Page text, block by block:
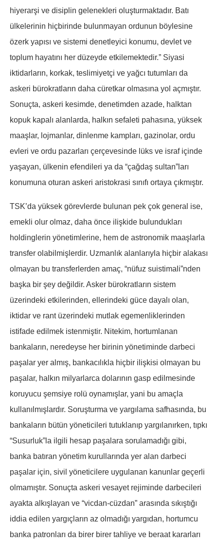
hiyerarşi ve disiplin gelenekleri oluşturmaktadır. Batı
ülkelerinin hiçbirinde bulunmayan ordunun böylesine
özerk yapısı ve sistemi denetleyici konumu, devlet ve
toplum hayatını her düzeyde etkilemektedir.” Siyasi
iktidarların, korkak, teslimiyetçi ve yağcı tutumları da
askeri bürokratların daha cüretkar olmasına yol açmıştır.
Sonuçta, askeri kesimde, denetimden azade, halktan
kopuk kapalı alanlarda, halkın sefaleti pahasına, yüksek
maaşlar, lojmanlar, dinlenme kampları, gazinolar, ordu
evleri ve ordu pazarları çerçevesinde lüks ve israf içinde
yaşayan, ülkenin efendileri ya da “çağdaş sultan”ları
konumuna oturan askeri aristokrasi sınıfı ortaya çıkmıştır.
TSK’da yüksek görevlerde bulunan pek çok general ise,
emekli olur olmaz, daha önce ilişkide bulundukları
holdinglerin yönetimlerine, hem de astronomik maaşlarla
transfer olabilmişlerdir. Uzmanlık alanlarıyla hiçbir alakası
olmayan bu transferlerden amaç, “nüfuz suistimali”nden
başka bir şey değildir. Asker bürokratların sistem
üzerindeki etkilerinden, ellerindeki güce dayalı olan,
iktidar ve rant üzerindeki mutlak egemenliklerinden
istifade edilmek istenmiştir. Nitekim, hortumlanan
bankaların, neredeyse her birinin yönetiminde darbeci
paşalar yer almış, bankacılıkla hiçbir ilişkisi olmayan bu
paşalar, halkın milyarlarca dolarının gasp edilmesinde
koruyucu şemsiye rolü oynamışlar, yani bu amaçla
kullanılmışlardır. Soruşturma ve yargılama safhasında, bu
bankaların bütün yöneticileri tutuklanıp yargılanırken, tıpkı
“Susurluk”la ilgili hesap paşalara sorulamadığı gibi,
banka batıran yönetim kurullarında yer alan darbeci
paşalar için, sivil yöneticilere uygulanan kanunlar geçerli
olmamıştır. Sonuçta askeri vesayet rejiminde darbecileri
ayakta alkışlayan ve “vicdan-cüzdan” arasında sıkıştığı
iddia edilen yargıçların az olmadığı yargıdan, hortumcu
banka patronları da birer birer tahliye ve beraat kararları